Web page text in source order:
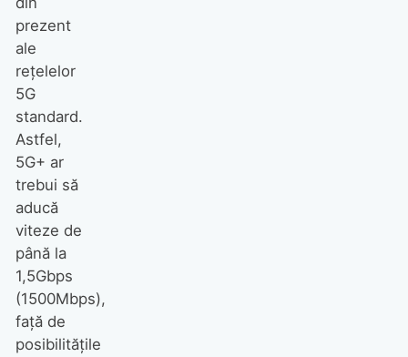
prezent
ale
rețelelor
5G
standard.
Astfel,
5G+ ar
trebui să
aducă
viteze de
până la
1,5Gbps
(1500Mbps),
față de
posibilitățile